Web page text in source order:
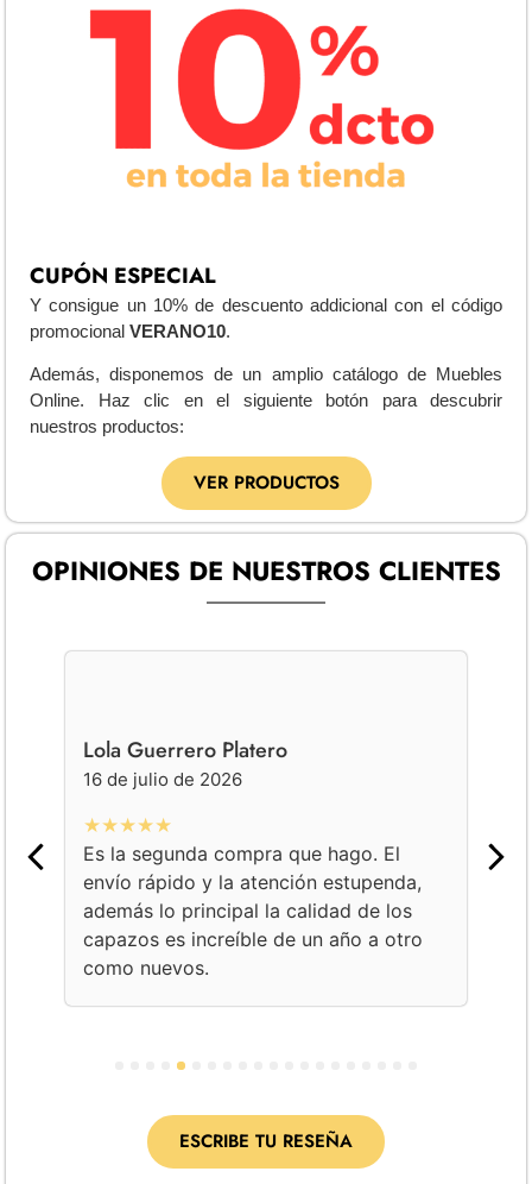
CUPÓN ESPECIAL
Y consigue un 10% de descuento addicional con el código
promocional VERANO10.
Además, disponemos de un amplio catálogo de Muebles
Online. Haz clic en el siguiente botón para descubrir
nuestros productos:
VER PRODUCTOS
OPINIONES DE NUESTROS CLIENTES
Lola Guerrero Platero
16 de julio de 2026
★★★★★
Es la segunda compra que hago. El
envío rápido y la atención estupenda,
además lo principal la calidad de los
capazos es increíble de un año a otro
como nuevos.
9
ESCRIBE TU RESEÑA